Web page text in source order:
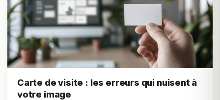
Carte de visite : les erreurs qui nuisent à
votre image